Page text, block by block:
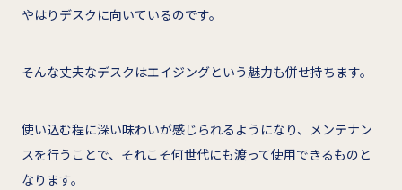
やはりデスクに向いているのです。
そんな丈夫なデスクはエイジングという魅力も併せ持ちます。
使い込む程に深い味わいが感じられるようになり、メンテナン
スを行うことで、それこそ何世代にも渡って使用できるものと
なります。